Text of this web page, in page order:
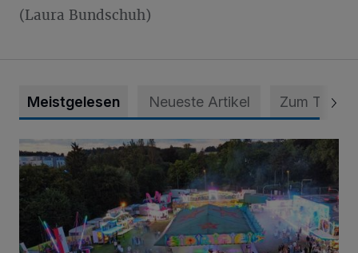
(Laura Bundschuh)
Meistgelesen Neueste Artikel Zum Thema
Vier Tage mit vollem Programm